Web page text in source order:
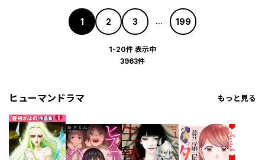
1 2 3 ... 199
1-20件 表示中
3963件
ヒューマンドラマ もっと見る